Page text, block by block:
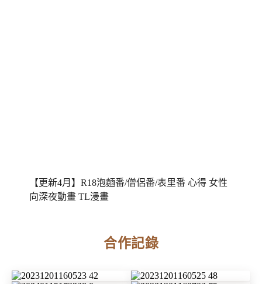
【更新4月】R18泡麵番/僧侶番/表里番 心得 女性
向深夜動畫 TL漫畫
合作記錄